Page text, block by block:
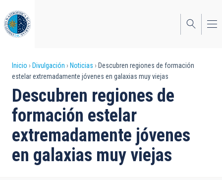
al
contenido
principal
Sobrescribir
enlaces
de
ayuda
a
la
Inicio Divulgación Noticias
Descubren regiones de formación
estelar extremadamente jóvenes en galaxias muy viejas
Descubren regiones de
formación estelar
extremadamente jóvenes
en galaxias muy viejas